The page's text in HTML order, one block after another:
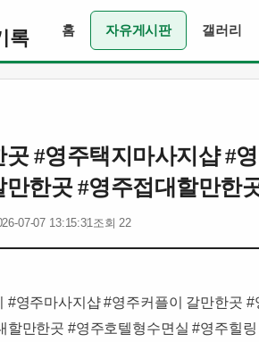
록 홈 자유게시판 갤러리
곳 #영주택지마사지샵 #
만한곳 #영주접대할만한
07-07 13:15:31조회 22
#영주마사지샵 #영주커플이 갈만한곳
할만한곳 #영주호텔형수면실 #영주힐